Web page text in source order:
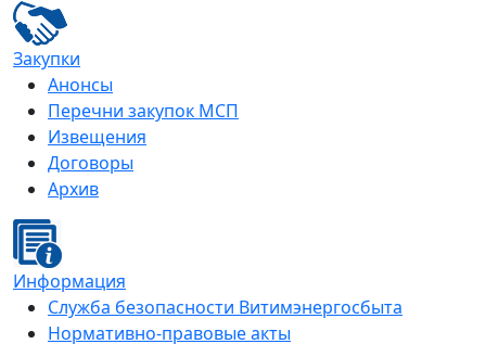
Закупки
Анонсы
Перечни закупок МСП
Извещения
Договоры
Архив
Информация
Служба безопасности Витимэнергосбыта
Нормативно-правовые акты